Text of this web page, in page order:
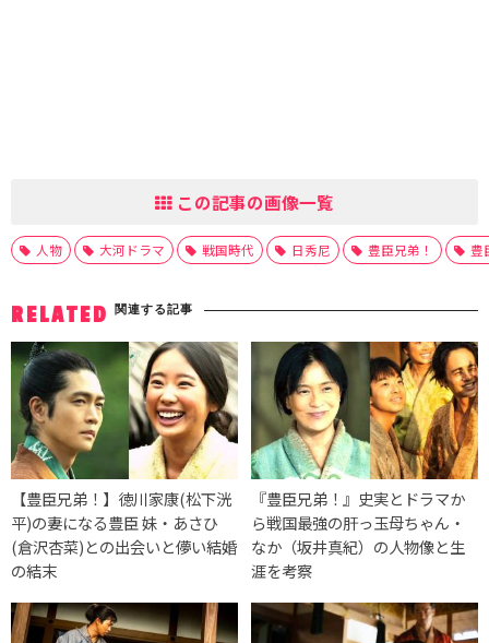
この記事の画像一覧
人物 大河ドラマ 戦国時代 日秀尼 豊臣兄弟！ 豊
RELATED 関連する記事
【豊臣兄弟！】徳川家康(松下洸
平)の妻になる豊臣 妹・あさひ
(倉沢杏菜)との出会いと儚い結婚
の結末
『豊臣兄弟！』史実とドラマか
ら戦国最強の肝っ玉母ちゃん・
なか（坂井真紀）の人物像と生
涯を考察